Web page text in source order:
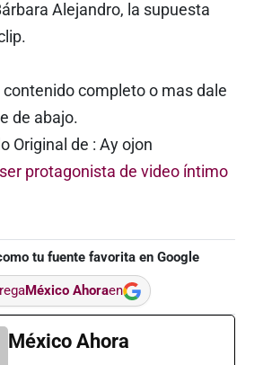
Alejandro, la supuesta
contenido completo o mas dale
de abajo.
Original de : Ay ojon
protagonista de video íntimo
tu fuente favorita en Google
México Ahoraen
México Ahora